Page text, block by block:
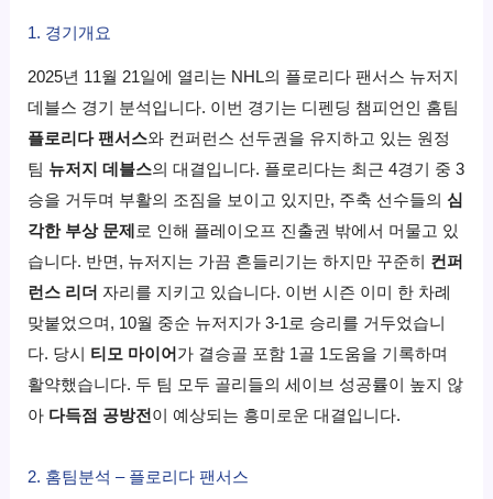
1. 경기개요
2025년 11월 21일에 열리는 NHL의 플로리다 팬서스 뉴저지
데블스 경기 분석입니다. 이번 경기는 디펜딩 챔피언인 홈팀
플로리다 팬서스와 컨퍼런스 선두권을 유지하고 있는 원정
팀 뉴저지 데블스의 대결입니다. 플로리다는 최근 4경기 중 3
승을 거두며 부활의 조짐을 보이고 있지만, 주축 선수들의 심
각한 부상 문제 로 인해 플레이오프 진출권 밖에서 머물고 있
습니다. 반면, 뉴저지는 가끔 흔들리기는 하지만 꾸준히 컨퍼
런스 리더 자리를 지키고 있습니다. 이번 시즌 이미 한 차례
맞붙었으며, 10월 중순 뉴저지가 3-1로 승리를 거두었습니
다. 당시 티모 마이어 가 결승골 포함 1골 1도움을 기록하며
활약했습니다. 두 팀 모두 골리들의 세이브 성공률이 높지 않
아 다득점 공방전 이 예상되는 흥미로운 대결입니다.
2. 홈팀분석 – 플로리다 팬서스